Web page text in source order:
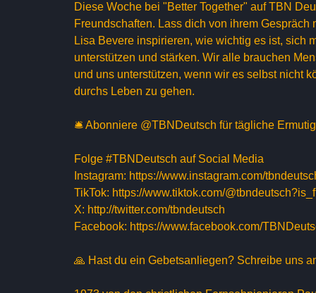
Diese Woche bei "Better Together" auf TBN
Freundschaften. Lass dich von ihrem
Lisa Bevere inspirieren, wie wichtig es ist, sich
unterstützen und stärken. Wir alle brauchen
und uns unterstützen, wenn wir es selbst nicht
durchs Leben zu gehen.
🛎 Abonniere @TBNDeutsch für tägliche
Folge #TBNDeutsch auf Social Media
Instagram: https://www.instagram.com/
TikTok: https://www.tiktok.com/
X: http://twitter.com/tbndeutsch
Facebook: https://www.facebook.com/
🙏 Hast du ein Gebetsanliegen? Schreibe uns